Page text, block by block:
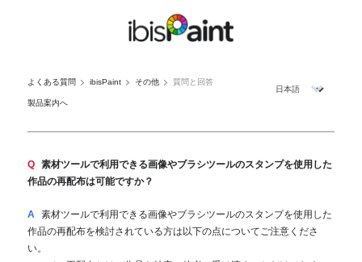
よくある質問 ibisPaint その他 質問と回答
製品案内へ
Q 素材ツールで利用できる画像やブラシツールのスタンプを使用した
作品の再配布は可能ですか？
A
素材ツールで利用できる画像やブラシツールのスタンプを使用した
作品の再配布を検討されている方は以下の点についてご注意くださ
い。